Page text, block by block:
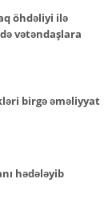
öhdəliyi ilə
vətəndaşlara
birgə əməliyyat
hədələyib